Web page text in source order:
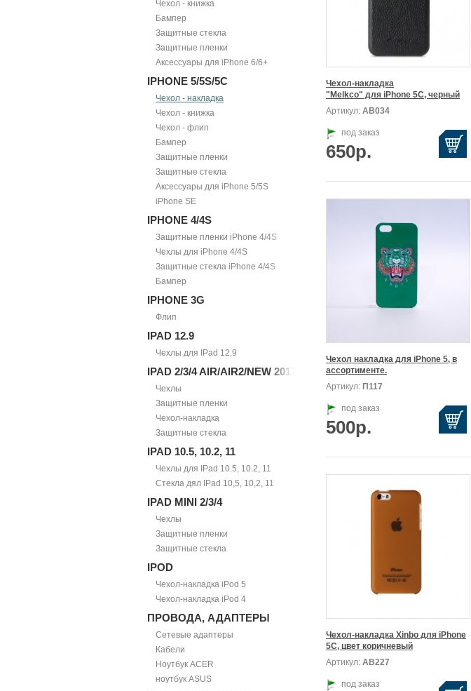
Чехол - книжка
Бампер
Защитные стекла
Защитные пленки
Аксессуары для iPhone 6/6+
IPHONE 5/5S/5С
Чехол - накладка
Чехол - книжка
Чехол - флип
Бампер
Защитные пленки
Защитные стекла
Аксессуары для iPhone 5/5S
iPhone SE
IPHONE 4/4S
Защитные пленки iPhone 4/4S
Чехлы для iPhone 4/4S
Защитные стекла iPhone 4/4S
Бампер
IPHONE 3G
Флип
IPAD 12.9
Чехлы для IPad 12.9
IPAD 2/3/4 AIR/AIR2/NEW 2017
Чехлы
Защитные пленки
Чехол-накладка
Защитные стекла
IPAD 10.5, 10.2, 11
Чехлы для IPad 10.5, 10.2, 11
Стекла дял IPad 10,5, 10,2, 11
IPAD MINI 2/3/4
Чехлы
Защитные пленки
Защитные стекла
IPOD
Чехол-накладка iPod 5
Чехол-накладка iPod 4
ПРОВОДА, АДАПТЕРЫ
Сетевые адаптеры
Кабели
Ноутбук ACER
ноутбук ASUS
Чехол-накладка
"Melkco" для iPhone 5C, черный
Артикул: АВ034
под заказ
650р.
Чехол накладка для iPhone 5, в
ассортименте.
Артикул: П117
под заказ
500р.
Чехол-накладка Xinbo для iPhone
5C, цвет коричневый
Артикул: АВ227
под заказ